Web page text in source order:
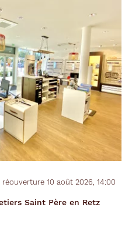
Saint Père en Retz
10 août 2026, 14:00